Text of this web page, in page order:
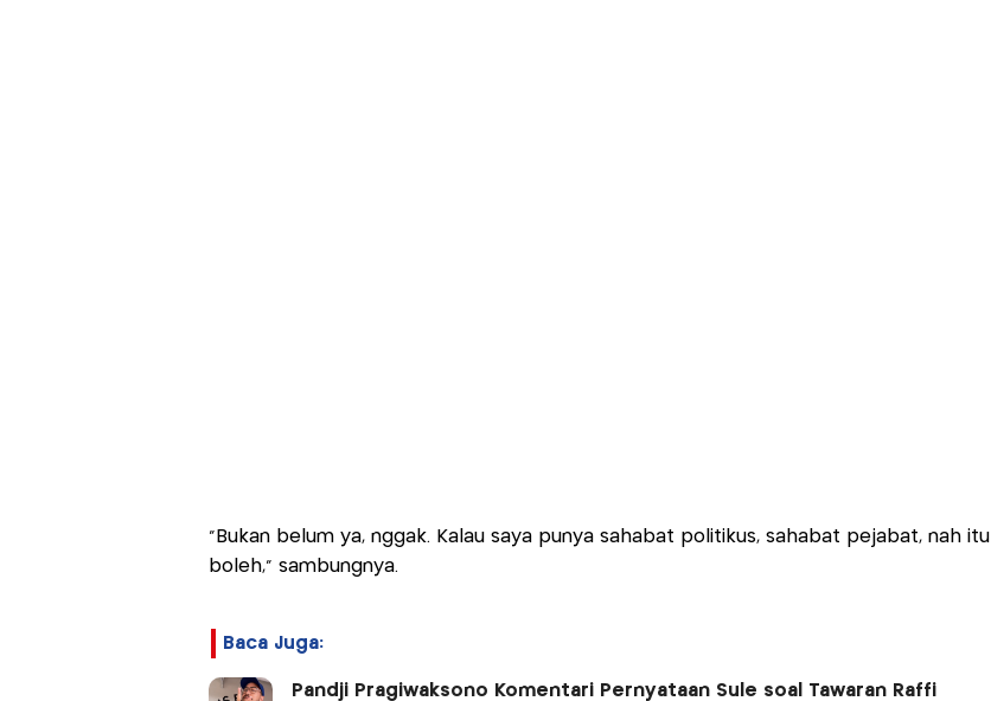
"Bukan belum ya, nggak. Kalau saya punya sahabat politikus, sahabat pejabat, nah itu
boleh," sambungnya.
Baca Juga:
Pandji Pragiwaksono Komentari Pernyataan Sule soal Tawaran Raffi